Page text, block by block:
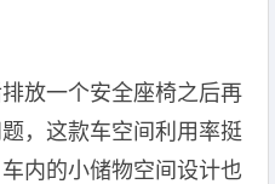
放一个安全座椅之后再
，这款车空间利用率挺
内的小储物空间设计也